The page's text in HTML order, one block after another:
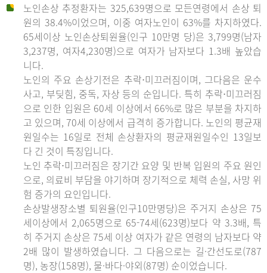
노인손상 추정환자는 325,639명으로 모든연령에서 손상 퇴
원의 38.4%이었으며, 이중 여자노인이 63%를 차지하였다.
65세이상 노인손상퇴원율(인구 10만명 당)은 3,799명(남자
3,237명, 여자4,230명)으로 여자가 남자보다 1.3배 높았습
니다.
노인의 주요 손상기전은 추락⋅미끄러짐이며, 그다음은 운수
사고, 부딪힘, 중독, 자상 등의 순입니다. 특히 추락⋅미끄러짐
으로 인한 입원은 60세 이상에서 66%로 많은 부분을 차지하
고 있으며, 70세 이상에서 급격히 증가합니다. 노인의 평균재
원일수는 16일로 전체 손상환자의 평균재원일수인 13일보
다 긴 것이 특징입니다.
노인 추락⋅미끄러짐은 장기간 요양 및 반복 입원의 주요 원인
으로, 의료비 부담을 야기하며 장기적으로 체력 손실, 사망 위
험 증가의 요인입니다.
손상발생장소별 퇴원율(인구10만명당)은 주거지 손상은 75
세이상에서 2,065명으로 65-74세(623명)보다 약 3.3배, 특
히 주거지 손상은 75세 이상 여자가 같은 연령의 남자보다 약
2배 많이 발생하였습니다. 그 다음으로는 길·간선도로(787
명), 농장(158명), 물·바다·야외(87명) 순이었습니다.